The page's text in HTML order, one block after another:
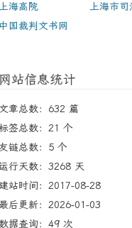
上海高院
上海市司
中国裁判文书网
网站信息统计
文章总数：632 篇
签总数：21 个
友链总数：5 个
行天数：3268 天
站时间：2017-08-28
最后更新：2026-01-03
数据查询：49 次